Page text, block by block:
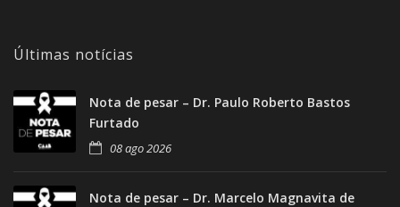
Últimas notícias
Nota de pesar – Dr. Paulo Roberto Bastos
Furtado
08 ago 2026
Nota de pesar – Dr. Marcelo Magnavita de